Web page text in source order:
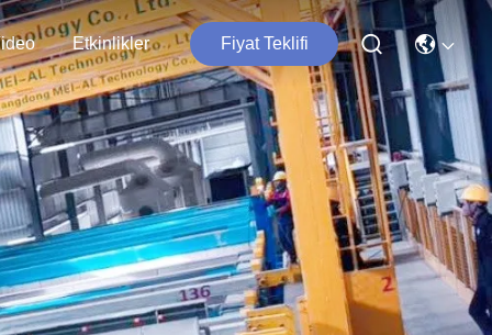
Etkinlikler Fiyat Teklifi